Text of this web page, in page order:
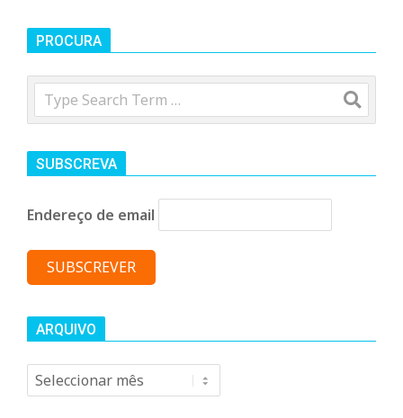
PROCURA
Search
SUBSCREVA
Endereço de email
ARQUIVO
Arquivo